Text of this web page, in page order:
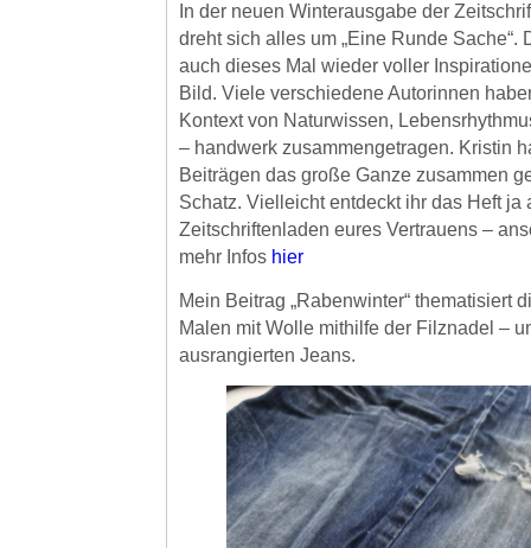
In der neuen Winterausgabe der
dreht sich alles um „Eine Runde Sache“.
auch dieses Mal wieder voller
Bild. Viele verschiedene Autorinnen
Kontext von Naturwissen,
– handwerk zusammengetragen. Kristin
Beiträgen das große Ganze zusammen
Schatz. Vielleicht entdeckt ihr das Heft ja
Zeitschriftenladen eures Vertrauens –
mehr Infos hier
Mein Beitrag „Rabenwinter“ thematisiert
Malen mit Wolle mithilfe der Filznadel –
ausrangierten Jeans.